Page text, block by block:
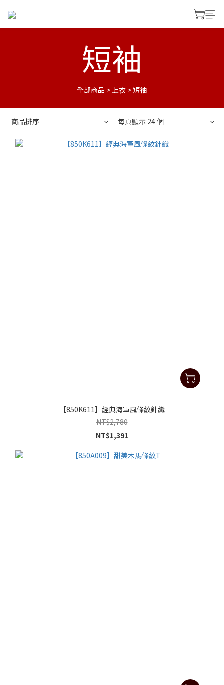
短袖
全部商品 >上衣 >短袖
商品排序 每頁顯示 24 個
【850K611】經典海軍風條紋針織
NT$2,780
NT$1,391